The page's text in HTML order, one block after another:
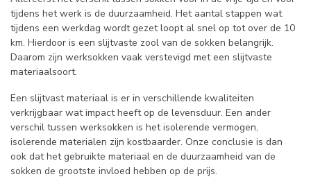
tijdens het werk is de duurzaamheid. Het aantal stappen wat
tijdens een werkdag wordt gezet loopt al snel op tot over de 10
km. Hierdoor is een slijtvaste zool van de sokken belangrijk.
Daarom zijn werksokken vaak verstevigd met een slijtvaste
materiaalsoort.
Een slijtvast materiaal is er in verschillende kwaliteiten
verkrijgbaar wat impact heeft op de levensduur. Een ander
verschil tussen werksokken is het isolerende vermogen,
isolerende materialen zijn kostbaarder. Onze conclusie is dan
ook dat het gebruikte materiaal en de duurzaamheid van de
sokken de grootste invloed hebben op de prijs.